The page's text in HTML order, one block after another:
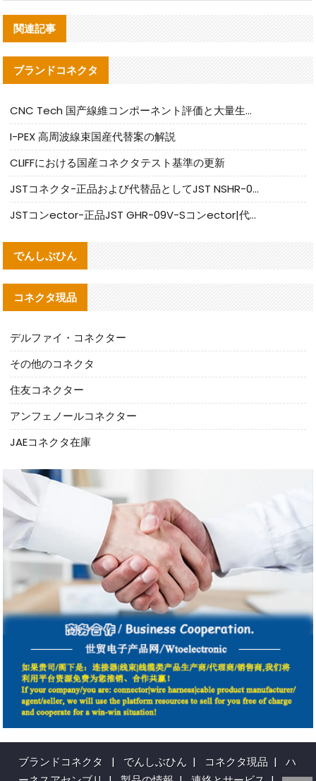
関連記事
ブランドコネクタ
CNC Tech 国产線維コンポーネント評価と大量生産適合ガイド
I-PEX 高周波線束国産代替案の解説
CLIFFにおける国産コネクタテスト基準の更新
JSTコネクタ-正品および代替品としてJST NSHR-02V-Sコネクタを提供します
JSTコンector-正品JST GHR-09V-Sコンector|代替品提供
でんしぶひん
コネクタ現品
デルファイ・コネクター
その他のコネクタ
住友コネクター
アンフェノールコネクター
JAEコネクタ在庫
ブランドコネクタ | でんしぶひん | コネクタ現品 |
ハ